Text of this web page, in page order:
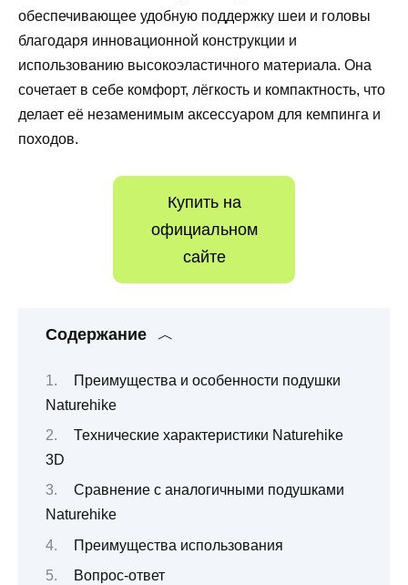
обеспечивающее удобную поддержку шеи и головы
благодаря инновационной конструкции и
использованию высокоэластичного материала. Она
сочетает в себе комфорт, лёгкость и компактность, что
делает её незаменимым аксессуаром для кемпинга и
походов.
Купить на
официальном
сайте
Содержание
Преимущества и особенности подушки
Naturehike
Технические характеристики Naturehike
3D
Сравнение с аналогичными подушками
Naturehike
Преимущества использования
Вопрос-ответ